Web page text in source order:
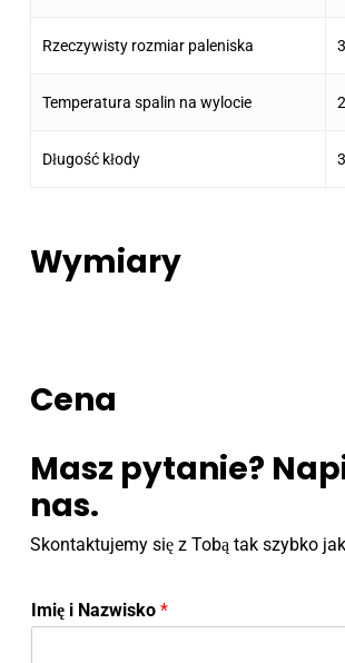
Rzeczywisty rozmiar paleniska
Temperatura spalin na wylocie
Długość kłody
Wymiary
Cena
Masz pytanie?
nas.
Skontaktujemy się z Tobą tak szybko
Imię i Nazwisko *